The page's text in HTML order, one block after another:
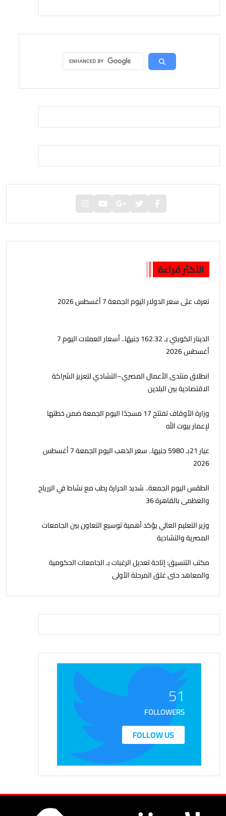
الأكثر قراءة
تعرف على سعر الدولار اليوم الجمعة 7 أغسطس 2026
الدينار الكويتي بـ 162.32 جنيهًا.. أسعار العملات اليوم 7
أغسطس 2026
انطلاق منتدى الأعمال المصري–التشادي لتعزيز الشراكة
الاقتصادية بين البلدين
وزارة الأوقاف تفتتح 17 مسجدًا اليوم الجمعة ضمن خطتها
لإعمار بيوت الله
عيار 21بـ 5980 جنيها.. سعر الذهب اليوم الجمعة 7 أغسطس
2026
الطقس اليوم الجمعة.. شديد الحرارة رطب مع نشاط في الررياح
والعظمى بالقاهرة 36
وزير التعليم العالي يؤكد أهمية توسيع التعاون بين الجامعات
المصرية والتشادية
مكتب التنسيق: إتاحة تعديل الرغبات بـ الجامعات الحكومية
والمعاهد حتى غلق المرحلة الأولى
51
FOLLOWERS
FOLLOW US